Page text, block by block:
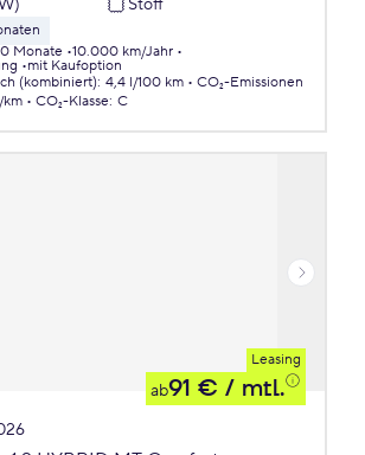
Monate 10.000 km/Jahr
mit Kaufoption
(kombiniert): 4,4 l/100 km
CO₂-Emissionen
km CO₂-Klasse: C
Leasing
ab91 € / mtl.